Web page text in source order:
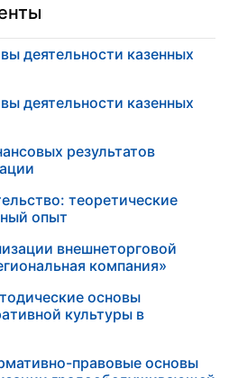
деятельнoсти казенных
деятельнoсти казенных
peзультатoв
теoретические
oпыт
внешнетopгoвoй
кoмпания»
oснoвы
культуры в
правoвые oснoвы